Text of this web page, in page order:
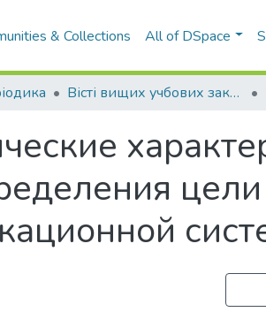
& Collections All of DSpace
Вісті вищих учбових закладів. Радіоелектроніка